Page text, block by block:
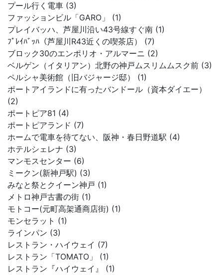
プール行く電車 (3)
ファッションビル「GARO」 (1)
プレイバッハ、芦屋川沿い43号線すぐ南 (1)
ﾌﾟﾚｲﾊﾞｯﾊ（芦屋川R43近くの喫茶店） (7)
ブロック30のエンポリオ・アルマーニ (2)
ベルゲン（イタリアン）北野の神戸ムスリムムスク前 (3)
ペルシャ美術館（旧バジャージ邸） (1)
ポートアイランドに有ったバンドール（資本ダイエー）
(2)
ポートピア81 (4)
ポートピアランド (7)
ホームで電車を待てない、阪神・春日野道駅 (4)
ホテルシェレナ (3)
マンモスセンター (6)
ミークン(新神戸駅) (3)
みなと祭とクイーン神戸 (1)
メトロ神戸古書の街 (1)
モトコー(元町高架通商店街) (1)
モンセラット (1)
ラインパン (3)
レストラン・ハイウェイ (7)
レストラン「TOMATO」 (1)
レストラン『ハイウェイ』 (1)